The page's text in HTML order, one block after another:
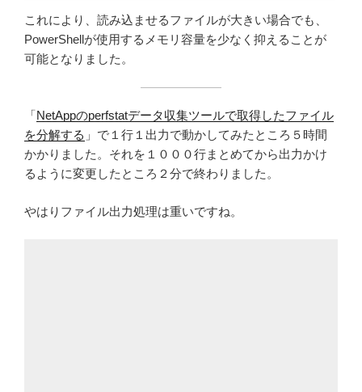
これにより、読み込ませるファイルが大きい場合でも、
PowerShellが使用するメモリ容量を少なく抑えることが
可能となりました。
「NetAppのperfstatデータ収集ツールで取得したファイル
を分解する 」で１行１出力で動かしてみたところ５時間
かかりました。それを１０００行まとめてから出力かけ
るように変更したところ２分で終わりました。
やはりファイル出力処理は重いですね。